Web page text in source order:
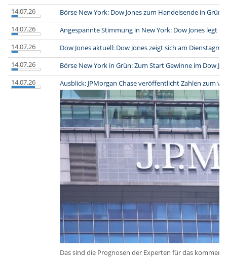
14.07.26
Börse New York: Dow Jones zum Handelsende in Grün
14.07.26
Angespannte Stimmung in New York: Dow Jones legt
14.07.26
Dow Jones aktuell: Dow Jones zeigt sich am
14.07.26
Börse New York in Grün: Zum Start Gewinne im Dow
14.07.26
Ausblick: JPMorgan Chase veröffentlicht Zahlen zum
Das sind die Prognosen der Experten für das